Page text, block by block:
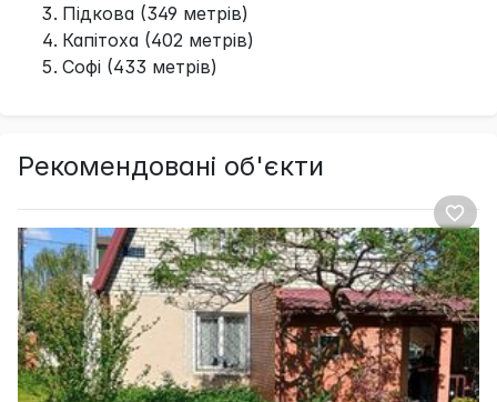
Підкова (349 метрів)
Капітоха (402 метрів)
Софі (433 метрів)
Рекомендовані об'єкти